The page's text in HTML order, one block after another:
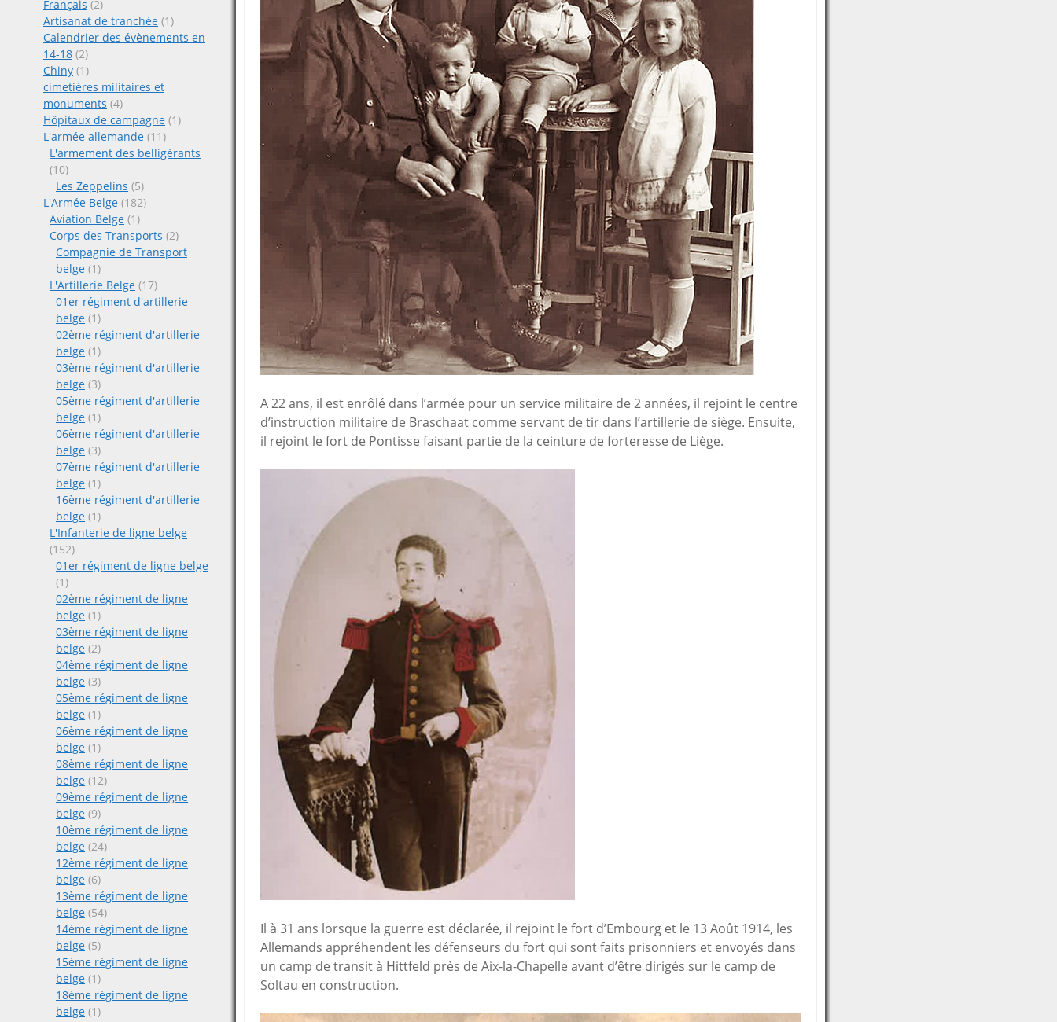
Français (2)
Artisanat de tranchée (1)
Calendrier des évènements en
14-18 (2)
Chiny (1)
cimetières militaires et
monuments (4)
Hôpitaux de campagne (1)
L'armée allemande (11)
L'armement des belligérants
(10)
Les Zeppelins (5)
L'Armée Belge (182)
Aviation Belge (1)
Corps des Transports (2)
Compagnie de Transport
belge (1)
L'Artillerie Belge (17)
01er régiment d'artillerie
belge (1)
02ème régiment d'artillerie
belge (1)
03ème régiment d'artillerie
belge (3)
05ème régiment d'artillerie
belge (1)
06ème régiment d'artillerie
belge (3)
07ème régiment d'artillerie
belge (1)
16ème régiment d'artillerie
belge (1)
L'Infanterie de ligne belge
(152)
01er régiment de ligne belge
(1)
02ème régiment de ligne
belge (1)
03ème régiment de ligne
belge (2)
04ème régiment de ligne
belge (3)
05ème régiment de ligne
belge (1)
06ème régiment de ligne
belge (1)
08ème régiment de ligne
belge (12)
09ème régiment de ligne
belge (9)
10ème régiment de ligne
belge (24)
12ème régiment de ligne
belge (6)
13ème régiment de ligne
belge (54)
14ème régiment de ligne
belge (5)
15ème régiment de ligne
belge (1)
18ème régiment de ligne
belge (1)
A 22 ans, il est enrôlé dans l’armée pour un service militaire de 2 années, il rejoint le centre
d’instruction militaire de Braschaat comme servant de tir dans l’artillerie de siège. Ensuite,
il rejoint le fort de Pontisse faisant partie de la ceinture de forteresse de Liège.
Il à 31 ans lorsque la guerre est déclarée, il rejoint le fort d’Embourg et le 13 Août 1914, les
Allemands appréhendent les défenseurs du fort qui sont faits prisonniers et envoyés dans
un camp de transit à Hittfeld près de Aix-la-Chapelle avant d’être dirigés sur le camp de
Soltau en construction.